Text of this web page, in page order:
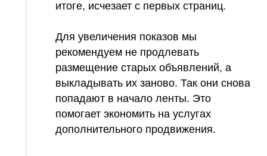
итоге, исчезает с первых страниц.
Для увеличения показов мы
рекомендуем не продлевать
размещение старых объявлений, а
выкладывать их заново. Так они снова
попадают в начало ленты. Это
помогает экономить на услугах
дополнительного продвижения.